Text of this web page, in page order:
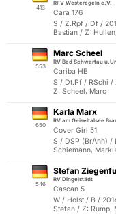
413
RFV Westeregeln e.V.
Cara 176
S / Z.Rpf / Df /
Bastian / Z:
553
Marc Scheel
RV Bad Schwartau
Cariba HB
S / Dt.Pf / RSchi /
Z: Scheel, Marc
650
Karla Marx
RV am Geiseltalsee
Cover Girl 51
S / DSP (BrAnh) /
Schiemann,
546
Stefan
RV Dingelstädt
Cascan 5
W / Holst / B /
Stefan / Z: Rump,